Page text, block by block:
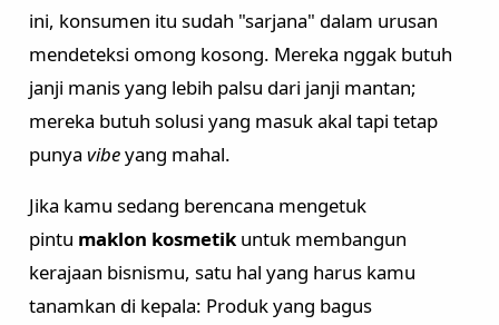
Eye Care
Eye Serum
Body Care
Body Lotion
Body Butter
Body Scrub
Body Oil
Hair Care
ini, konsumen itu sudah "sarjana" dalam urusan
mendeteksi omong kosong. Mereka nggak butuh
janji manis yang lebih palsu dari janji mantan;
mereka butuh solusi yang masuk akal tapi tetap
punya vibeyang mahal.
Jika kamu sedang berencana mengetuk
pintu maklon kosmetikuntuk membangun
kerajaan bisnismu, satu hal yang harus kamu
tanamkan di kepala: Produk yang bagus